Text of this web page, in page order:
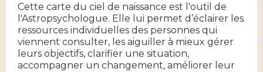
Cette carte du ciel de naissance est l'outil de
l'Astropsychologue. Elle lui permet d’éclairer les
ressources individuelles des personnes qui
viennent consulter, les aiguiller à mieux gérer
leurs objectifs, clarifier une situation,
accompagner un changement, améliorer leur